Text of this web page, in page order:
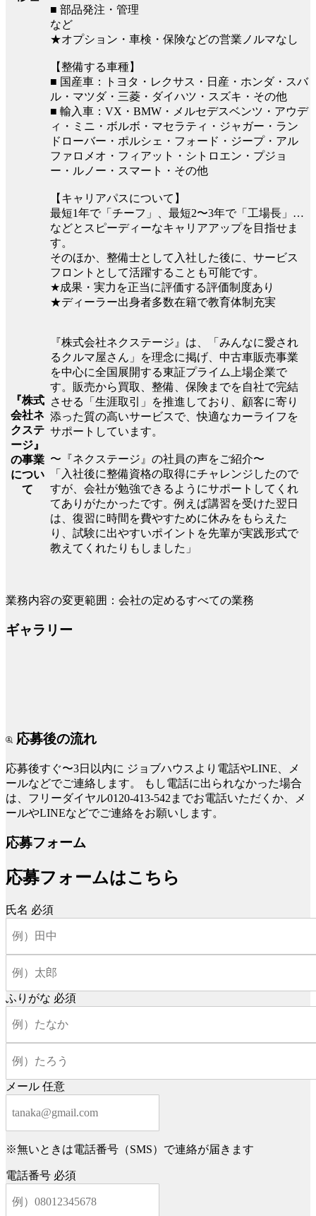
■ 部品発注・管理
など
★オプション・車検・保険などの営業ノルマなし
【整備する車種】
■ 国産車：トヨタ・レクサス・日産・ホンダ・スバ
ル・マツダ・三菱・ダイハツ・スズキ・その他
■ 輸入車：VX・BMW・メルセデスベンツ・アウデ
ィ・ミニ・ボルボ・マセラティ・ジャガー・ラン
ドローバー・ポルシェ・フォード・ジープ・アル
ファロメオ・フィアット・シトロエン・プジョ
ー・ルノー・スマート・その他
【キャリアパスについて】
最短1年で「チーフ」、最短2〜3年で「工場長」…
などとスピーディーなキャリアアップを目指せま
す。
そのほか、整備士として入社した後に、サービス
フロントとして活躍することも可能です。
★成果・実力を正当に評価する評価制度あり
★ディーラー出身者多数在籍で教育体制充実
『株式
会社ネ
クステ
ージ』
の事業
につい
て
『株式会社ネクステージ』は、「みんなに愛され
るクルマ屋さん」を理念に掲げ、中古車販売事業
を中心に全国展開する東証プライム上場企業で
す。販売から買取、整備、保険までを自社で完結
させる「生涯取引」を推進しており、顧客に寄り
添った質の高いサービスで、快適なカーライフを
サポートしています。
〜『ネクステージ』の社員の声をご紹介〜
「入社後に整備資格の取得にチャレンジしたので
すが、会社が勉強できるようにサポートしてくれ
てありがたかったです。例えば講習を受けた翌日
は、復習に時間を費やすために休みをもらえた
り、試験に出やすいポイントを先輩が実践形式で
教えてくれたりもしました」
業務内容の変更範囲：会社の定めるすべての業務
ギャラリー
応募後の流れ
応募後すぐ〜3日以内に ジョブハウスより電話やLINE、メ
ールなどでご連絡します。
もし電話に出られなかった場合
は、フリーダイヤル0120-413-542までお電話いただくか、メ
ールやLINEなどでご連絡をお願いします。
応募フォーム
応募フォームはこちら
氏名 必須
ふりがな 必須
メール 任意
※無いときは電話番号（SMS）で連絡が届きます
電話番号 必須